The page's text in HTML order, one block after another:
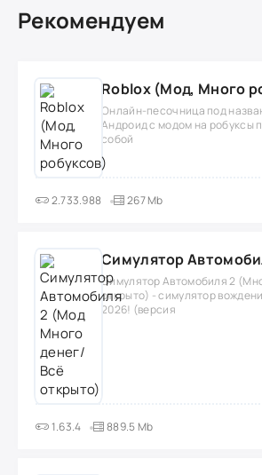
Рекомендуем
Roblox (Мод, Много
Онлайн-песочница под
Андроид с модом на робуксы
собой
2.733.988 267 Mb
Симулятор Автомобиля 2
открыто) - симулятор
2026! (версия
1.63.4 889.5 Mb